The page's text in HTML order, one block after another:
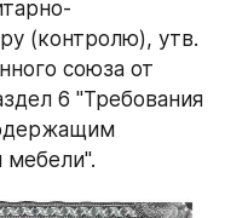
(контролю), утв.
союза от
6 "Требования
мебели".